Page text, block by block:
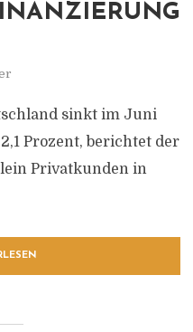
sinkt im Juni
Prozent, berichtet der
Privatkunden in